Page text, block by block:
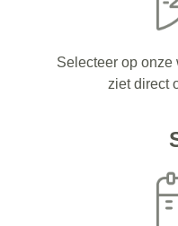
Selecteer op onze
ziet direct